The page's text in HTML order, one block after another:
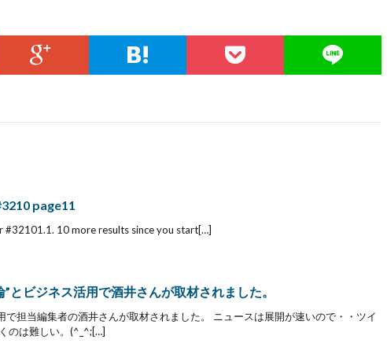
page11
#32101.1. 10 more results since you start[…]
とビジネス活用で酒井さんが取材されました。
で担当編集者の酒井さんが取材されました。 ニュースは展開が速いので・・ツイ
のは難しい。(^_^;[…]